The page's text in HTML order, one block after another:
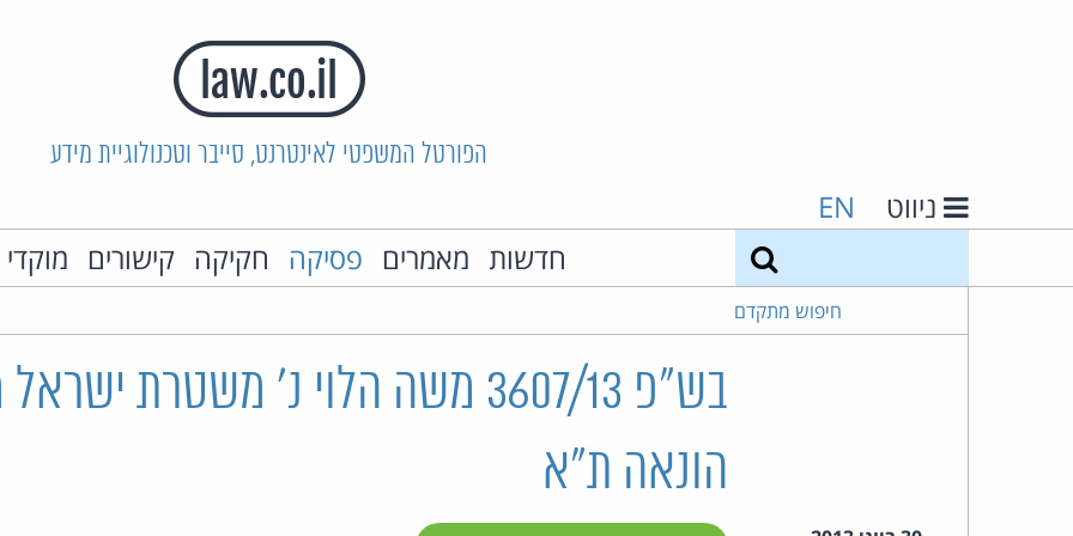
הפורטל המשפטי לאינטרנט, סייבר וטכנולוגיית מידע
ניווט EN
חדשות מאמרים פסיקה חקיקה קישורים
חיפוש מתקדם
בש"פ 3607/13 משה הלוי נ' משטרת
הונאה ת"א